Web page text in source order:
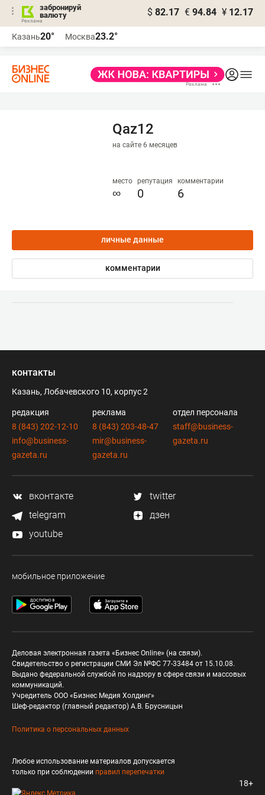
забронируй
валюту
$ 82.17 € 94.84 ¥ 12.17
Казань20° Москва23.2°
Qaz12
на сайте 6 месяцев
место
∞
репутация
0
комментарии
6
личные данные
комментарии
контакты
Казань, Лобачевского 10, корпус 2
редакция
8 (843) 202-12-10
info@business-
gazeta.ru
реклама
8 (843) 203-48-47
mir@business-
gazeta.ru
отдел персонала
staff@business-
gazeta.ru
вконтакте
twitter
telegram
дзен
youtube
мобильное приложение
Деловая электронная газета «Бизнес Online» (на связи).
Свидетельство о регистрации СМИ Эл №ФС 77-33484 от 15.10.08.
Выдано федеральной службой по надзору в сфере связи и массовых
коммуникаций.
Учредитель ООО «Бизнес Медия Холдинг»
Шеф-редактор (главный редактор) А.В. Брусницын
Политика о персональных данных
Любое использование материалов допускается
только при соблюдении правил перепечатки
18+